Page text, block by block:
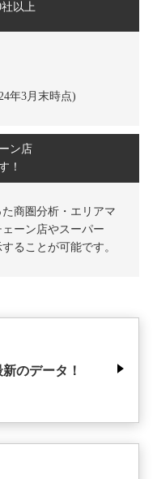
以上
年3月末時点)
ン店
！
商圏分析・エリアマ
ーン店やスーパー
ることが可能です。
のデータ！